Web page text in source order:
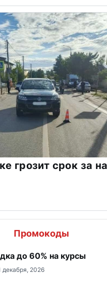
грозит срок за
Промокоды
до 60% на курсы
декабря, 2026